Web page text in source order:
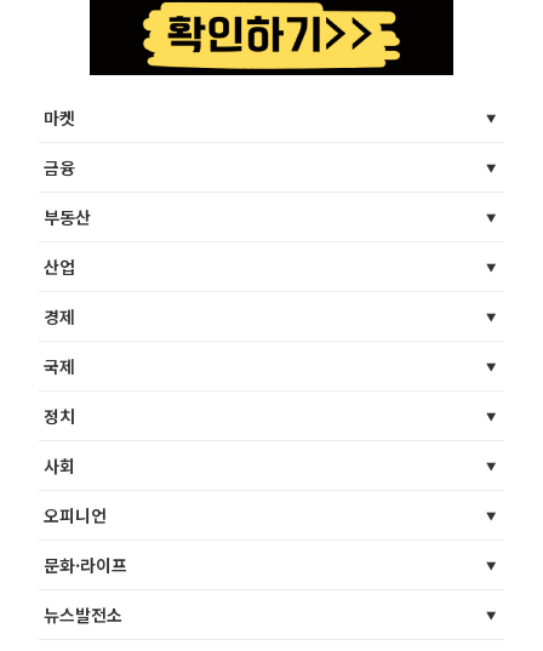
마켓
금융
부동산
산업
경제
국제
정치
사회
오피니언
문화·라이프
뉴스발전소